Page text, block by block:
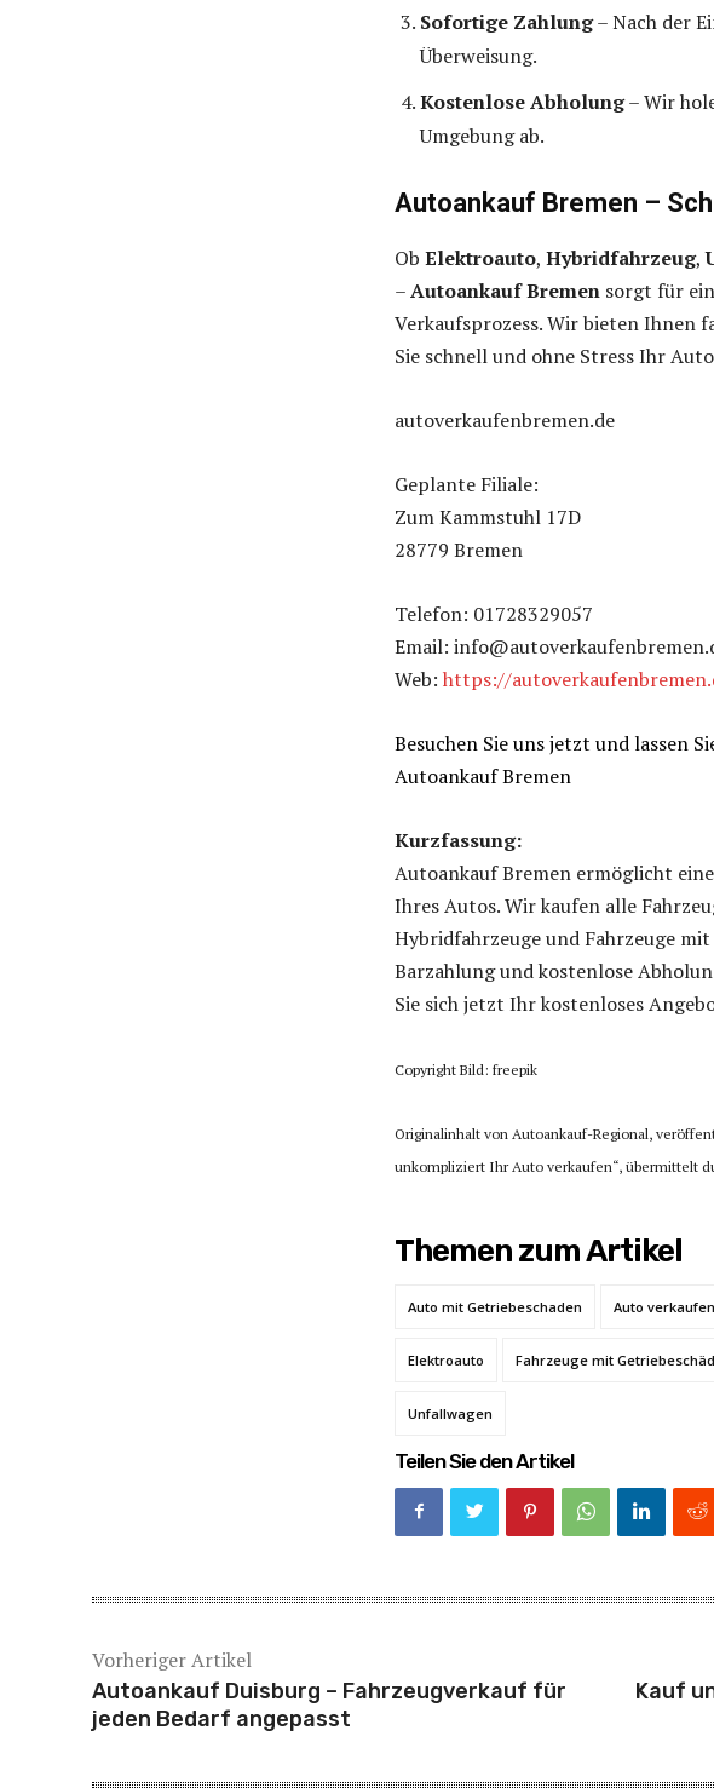
Sofortige Zahlung– Nach der
Überweisung.
Kostenlose Abholung– Wir
Umgebung ab.
Autoankauf Bremen –
Ob Elektroauto, Hybridfahrzeug,
–Autoankauf Bremen sorgt für
Verkaufsprozess. Wir bieten Ihnen
Sie schnell und ohne Stress Ihr
autoverkaufenbremen.de
Geplante Filiale:
Zum Kammstuhl 17D
28779 Bremen
Telefon: 01728329057
Email:
Web: https://
Besuchen Sie uns jetzt und lassen
Autoankauf Bremen
Kurzfassung:
Autoankauf Bremen ermöglicht
Ihres Autos. Wir kaufen alle
Hybridfahrzeuge und Fahrzeuge
Barzahlung und kostenlose
Sie sich jetzt Ihr kostenloses
Copyright Bild: freepik
Originalinhalt von Autoankauf-Regional,
unkompliziert Ihr Auto verkaufen“, übermittelt
Themen zum Artikel
Auto mit Getriebeschaden Auto verkaufen
Elektroauto Fahrzeuge mit
Unfallwagen
Teilen Sie den Artikel
Vorheriger Artikel
Autoankauf Duisburg – Fahrzeugverkauf für
jeden Bedarf angepasst
Kauf